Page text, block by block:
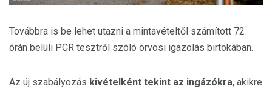
Továbbra is be lehet utazni a mintavételtől számított 72
órán belüli PCR tesztről szóló orvosi igazolás birtokában.
Az új szabályozás kivételként tekint az ingázókra, akikre